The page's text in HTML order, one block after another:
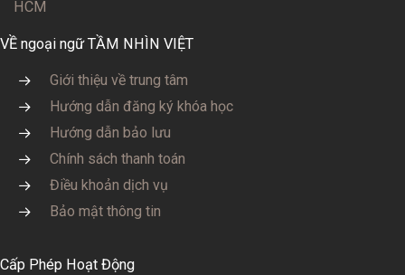
HCM
VỀ ngoại ngữ TẦM NHÌN VIỆT
Giới thiệu về trung tâm
Hướng dẫn đăng ký khóa học
Hướng dẫn bảo lưu
Chính sách thanh toán
Điều khoản dịch vụ
Bảo mật thông tin
Cấp Phép Hoạt Động